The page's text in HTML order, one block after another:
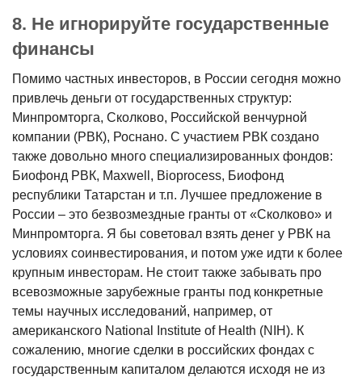
8. Не игнорируйте государственные
финансы
Помимо частных инвесторов, в России сегодня можно
привлечь деньги от государственных структур:
Минпромторга, Сколково, Российской венчурной
компании (РВК), Роснано. С участием РВК создано
также довольно много специализированных фондов:
Биофонд РВК, Maxwell, Bioprocess, Биофонд
республики Татарстан и т.п. Лучшее предложение в
России – это безвозмездные гранты от «Сколково» и
Минпромторга. Я бы советовал взять денег у РВК на
условиях соинвестирования, и потом уже идти к более
крупным инвесторам. Не стоит также забывать про
всевозможные зарубежные гранты под конкретные
темы научных исследований, например, от
американского National Institute of Health (NIH). К
сожалению, многие сделки в российских фондах с
государственным капиталом делаются исходя не из